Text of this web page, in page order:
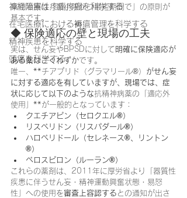
神経障害性疼痛疼痛を科学する
在宅医療における褥瘡管理を科学する
精神疾患を科学する
頭痛を科学する
薬物治療は「最小限かつ最短期間で」の原則が
基本です。
◆ 保険適応の壁と現場の工夫
実は、せん妄やBPSDに対して 明確に保険適応が
ある薬はごくわずかです。
唯一、**チアプリド（グラマリール®） がせん妄
に対する適応を有していますが、現場では、症
状に応じて以下のような抗精神病薬の「適応外
使用」**が一般的となっています：
クエチアピン（セロクエル®）
リスペリドン（リスパダール®）
ハロペリドール（セレネース®、リントン
®）
ペロスピロン（ルーラン®）
これらの薬剤は、2011年に厚労省より「器質性
疾患に伴うせん妄・精神運動興奮状態・易怒
性」への使用を審査上容認する との通知が出さ